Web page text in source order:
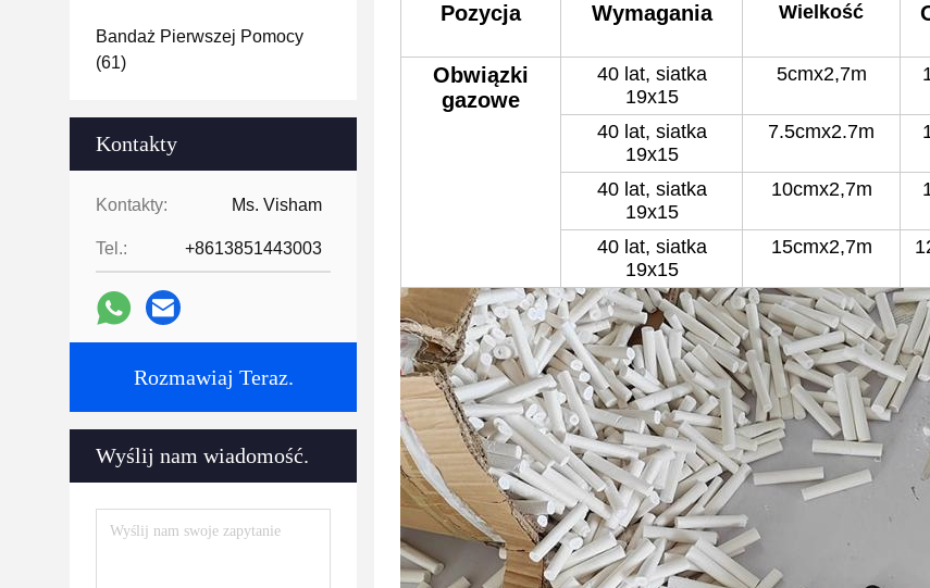
Bandaż Pierwszej Pomocy
(61)
Kontakty
Kontakty: Ms. Visham
Tel.: +8613851443003
Rozmawiaj Teraz.
Wyślij nam wiadomość.
Pozycja Wymagania Wielkość
Obwiązki
gazowe
40 lat, siatka
19x15
5cmx2,7m
40 lat, siatka
19x15
7.5cmx2.7m
40 lat, siatka
19x15
10cmx2,7m
40 lat, siatka
19x15
15cmx2,7m